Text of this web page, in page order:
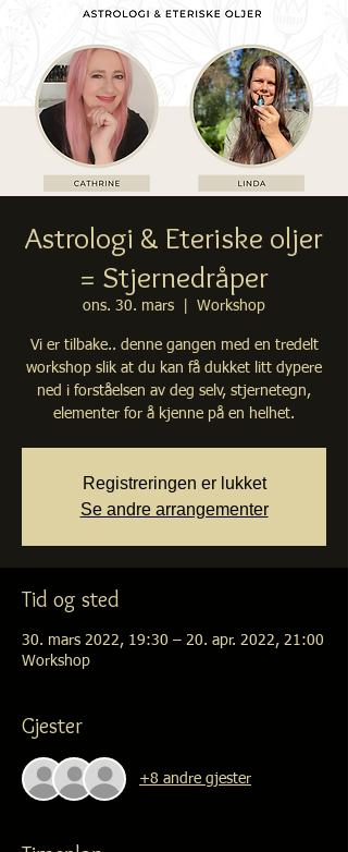
Astrologi & Eteriske oljer
= Stjernedråper
ons. 30. mars Workshop
Vi er tilbake.. denne gangen med en tredelt
workshop slik at du kan få dukket litt dypere
ned i forståelsen av deg selv, stjernetegn,
elementer for å kjenne på en helhet.
Registreringen er lukket
Se andre arrangementer
Tid og sted
30. mars 2022, 19:30 – 20. apr. 2022, 21:00
Workshop
Gjester
+8 andre gjester